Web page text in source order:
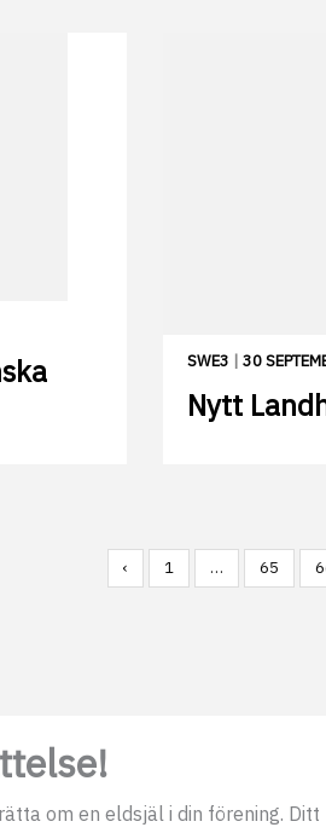
SWE3 | 30
Nytt
‹ 1 … 65
om en eldsjäl i din förening. Ditt